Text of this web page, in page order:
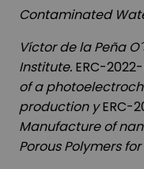
Contaminated
Víctor de la Peña
Institute. ERC-2022-
of a
production yERC-
Manufacture of
Porous Polymers